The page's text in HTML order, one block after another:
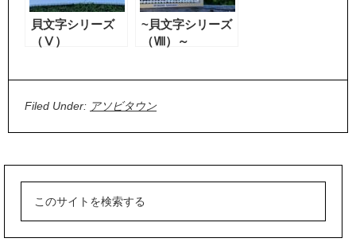
貝文字シリーズ
（Ⅴ）
~貝文字シリーズ
（Ⅷ）～
Filed Under: アソビタウン